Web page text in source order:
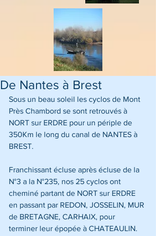
De Nantes à Brest
Sous un beau soleil les cyclos de Mont
Près Chambord se sont retrouvés à
NORT sur ERDRE pour un périple de
350Km le long du canal de NANTES à
BREST.
Franchissant écluse après écluse de la
N°3 a la N°235, nos 25 cyclos ont
cheminé partant de NORT sur ERDRE
en passant par REDON, JOSSELIN, MUR
de BRETAGNE, CARHAIX, pour
terminer leur épopée à CHATEAULIN.